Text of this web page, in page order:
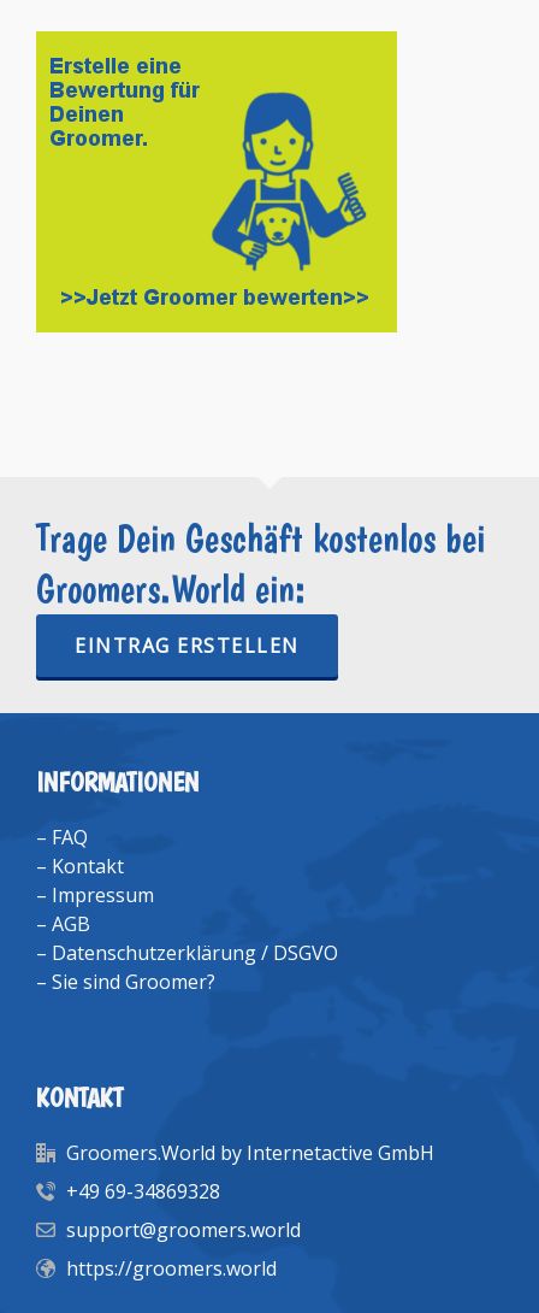
Trage Dein Geschäft kostenlos bei
Groomers.World ein:
EINTRAG ERSTELLEN
INFORMATIONEN
– FAQ
– Kontakt
– Impressum
– AGB
– Datenschutzerklärung / DSGVO
– Sie sind Groomer?
KONTAKT
Groomers.World by Internetactive GmbH
+49 69-34869328
support@groomers.world
https://groomers.world